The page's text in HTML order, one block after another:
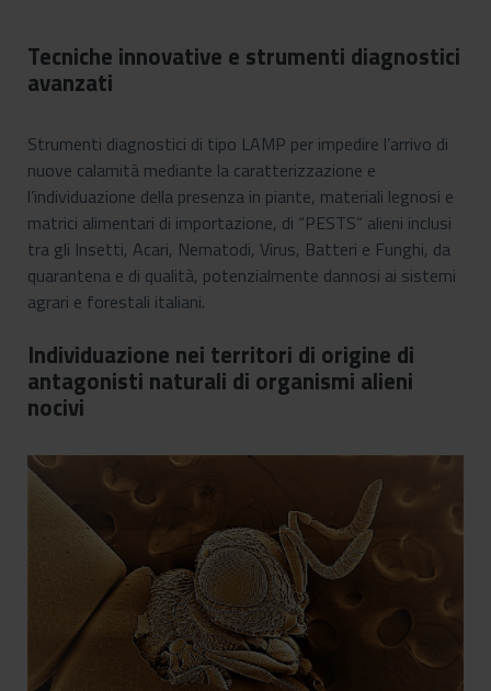
Tecniche innovative e strumenti diagnostici
avanzati
Strumenti diagnostici di tipo LAMP per impedire l’arrivo di
nuove calamità mediante la caratterizzazione e
l’individuazione della presenza in piante, materiali legnosi e
matrici alimentari di importazione, di “PESTS” alieni inclusi
tra gli Insetti, Acari, Nematodi, Virus, Batteri e Funghi, da
quarantena e di qualità, potenzialmente dannosi ai sistemi
agrari e forestali italiani.
Individuazione nei territori di origine di
antagonisti naturali di organismi alieni
nocivi